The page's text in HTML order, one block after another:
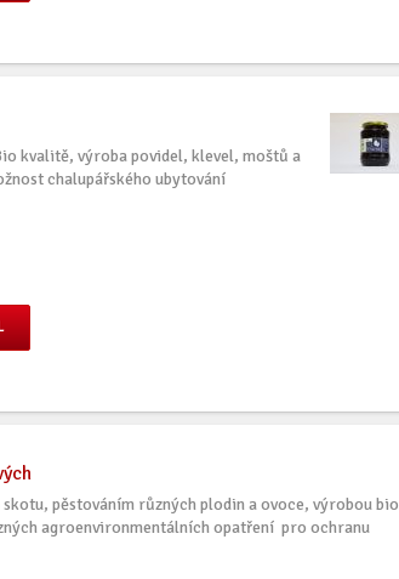
kvalitě, výroba povidel, klevel, moštů a
chalupářského ubytování
pěstováním různých plodin a ovoce, výrobou bio
agroenvironmentálních opatření pro ochranu